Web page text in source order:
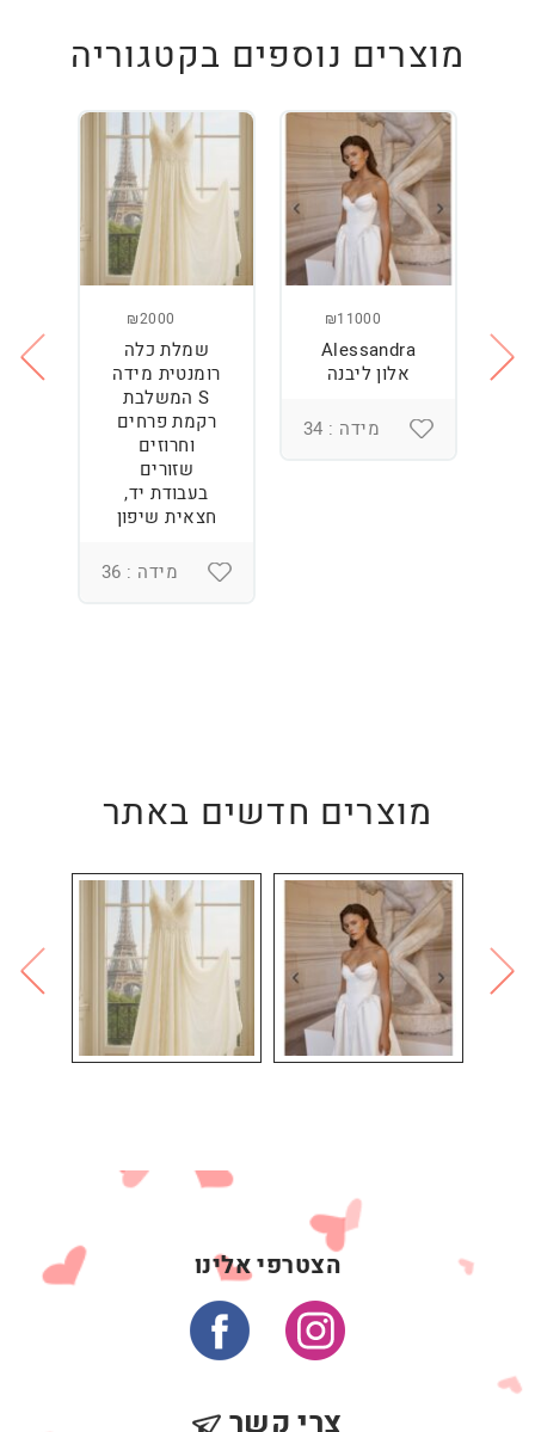
מוצרים נוספים בקטגוריה
₪11000
Alessandra
אלון ליבנה
מידה : 34
₪2000
שמלת כלה
רומנטית מידה
S המשלבת
רקמת פרחים
וחרוזים
שזורים
בעבודת יד,
חצאית שיפון
מידה : 36
מוצרים חדשים באתר
הצטרפי אלינו